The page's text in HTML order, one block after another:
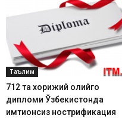
Таълим
712 та хорижий олийгоҳ
дипломи Ўзбекистонда
имтиҳонсиз нострификация